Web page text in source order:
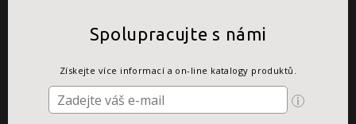
Spolupracujte s námi
Získejte více informací a on-line katalogy produktů.